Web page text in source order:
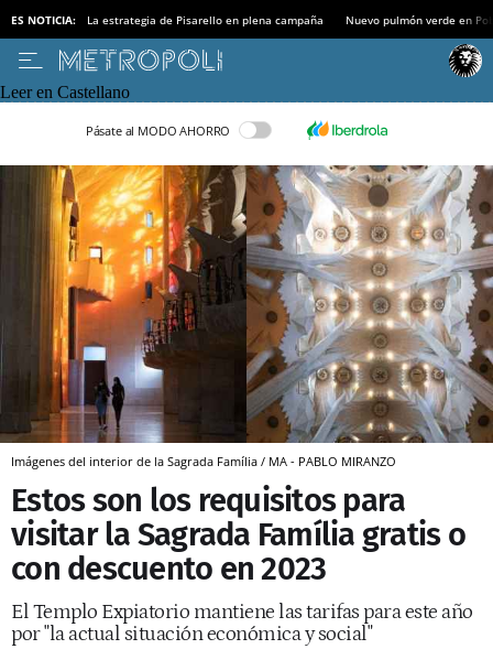
ES NOTICIA: La estrategia de Pisarello en plena campaña Nuevo pulmón verde en
Leer en Castellano
Pásate al MODO AHORRO
Imágenes del interior de la Sagrada Família / MA - PABLO MIRANZO
Estos son los requisitos para
visitar la Sagrada Família gratis o
con descuento en 2023
El Templo Expiatorio mantiene las tarifas para este año
por "la actual situación económica y social"